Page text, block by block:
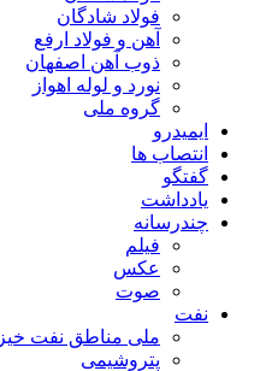
فولاد شادگان
آهن و فولاد ارفع
ذوب آهن اصفهان
نورد و لوله اهواز
گروه ملی
ایمیدرو
انتصاب ها
گفتگو
یادداشت
چندرسانه
فیلم
عکس
صوت
نفت
ملی مناطق نفت خیز
پتروشیمی